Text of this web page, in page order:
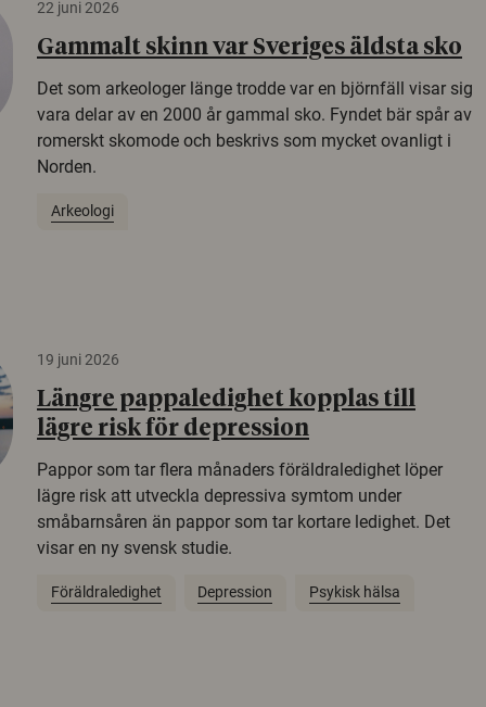
22 juni 2026
Gammalt skinn var Sveriges äldsta sko
Det som arkeologer länge trodde var en björnfäll visar sig
vara delar av en 2000 år gammal sko. Fyndet bär spår av
romerskt skomode och beskrivs som mycket ovanligt i
Norden.
Arkeologi
19 juni 2026
Längre pappaledighet kopplas till
lägre risk för depression
Pappor som tar flera månaders föräldraledighet löper
lägre risk att utveckla depressiva symtom under
småbarnsåren än pappor som tar kortare ledighet. Det
visar en ny svensk studie.
Föräldraledighet Depression Psykisk hälsa